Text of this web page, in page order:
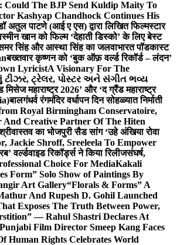
Could The BJP Send Kuldip Maity To
Kashyap Chandhock Continues His
डॉ अतुल पाटणे (आई ए एस) द्वारा लिखित फिल्मस्टार
खान को फिल्म ‘देहाती डिस्को’ के लिए बेस्ट
समर सिंह और आस्था सिंह का जलवाभारत पॉडकास्ट
बख्तवार कृष्णन को ‘बुक ऑफ़ वर्ल्ड रिकॉर्ड – लंदन’
LyricistA Visionary For The
ટીઝર, ટ્રેલર, પોસ્ટર અને સંગીત ભવ્ય
महाराष्ट्र 2026’ और ‘द ग्रैंड महाराष्ट्र
बालगंधर्व रंगमंदिर वर्धापन दिन सोहळ्यात निर्माती
Royal Birmingham Conservatoire,
Creative Partner Of The Hiten
का भोजपुरी सैड सांग ‘उहे अंखिया रोवा
Jackie Shroff, Sreeleela To Empower
वर्ल्डवाइड रिकॉर्ड्स ने किया रिलीजसंघर्ष,
Choice For MediaKakali
Form” Solo Show of Paintings By
Art Gallery“Florals & Forms” A
And Rupesh D. Gohil Launched
Exposes The Truth Between Power,
— Rahul Shastri Declares At
Film Director Smeep Kang Faces
Human Rights Celebrates World